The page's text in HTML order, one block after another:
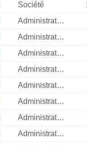
Société
Administrateur
Administrateur
Administrateur
Administrateur
Administrateur
Administrateur
Administrateur
Administrateur